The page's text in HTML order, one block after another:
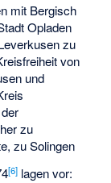
mit Bergisch
Opladen
zu
von
und
zu
zu Solingen
[6] lagen vor: